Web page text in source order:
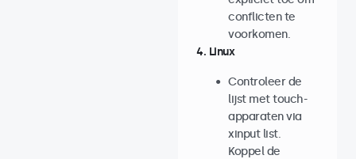
conflicten te
voorkomen.
4. Linux
Controleer de
lijst met touch-
apparaten via
xinput list.
Koppel de